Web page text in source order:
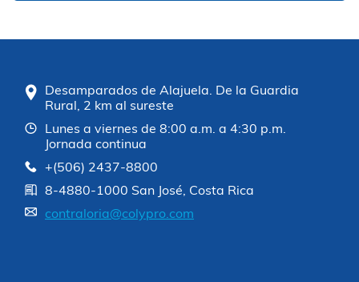
Desamparados de Alajuela. De la Guardia
Rural, 2 km al sureste
Lunes a viernes de 8:00 a.m. a 4:30 p.m.
Jornada continua
+(506) 2437-8800
8-4880-1000 San José, Costa Rica
contraloria@colypro.com